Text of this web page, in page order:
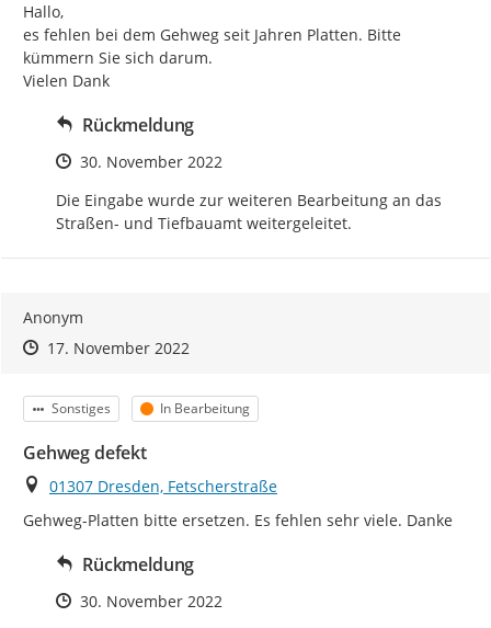
Hallo,
es fehlen bei dem Gehweg seit Jahren Platten. Bitte
kümmern Sie sich darum.
Vielen Dank
Rückmeldung
Zeitpunkt des Erstellens
30. November 2022
Die Eingabe wurde zur weiteren Bearbeitung an das
Straßen- und Tiefbauamt weitergeleitet.
Anonym
Zeitpunkt des Erstellens
Zeitpunkt des Erstellens
17. November 2022Zur Äußerung
Kategorie
Sonstiges Status
In Bearbeitung
Gehweg defekt
Ort
01307 Dresden, Fetscherstraße
Gehweg-Platten bitte ersetzen. Es fehlen sehr viele. Danke
Rückmeldung
Zeitpunkt des Erstellens
30. November 2022